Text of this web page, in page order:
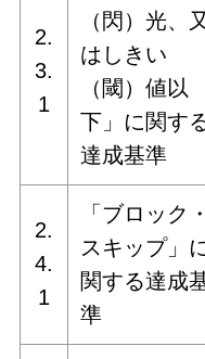
2.
3.
1
（閃）光、又
はしきい
（閾）値以
下」に関す
達成基準
2.
4.
1
「ブロック・
スキップ」
関する達成
準